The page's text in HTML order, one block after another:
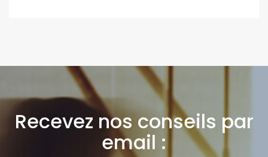
Recevez nos conseils par
email :